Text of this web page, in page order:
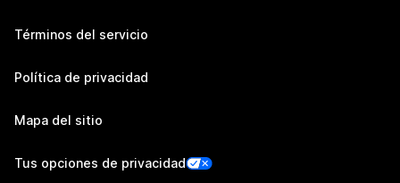
Términos del servicio
Política de privacidad
Mapa del sitio
Tus opciones de privacidad